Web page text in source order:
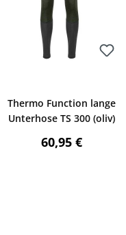
Thermo Function lange
Unterhose TS 300 (oliv)
Regulärer Preis:
60,95 €